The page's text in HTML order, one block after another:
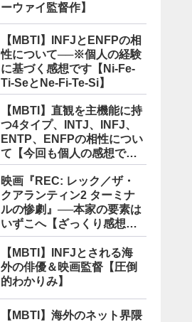
ーウァイ監督作】
【MBTI】INFJとENFPの相
性について──※個人の経験
に基づく感想です【Ni-Fe-
Ti-SeとNe-Fi-Te-Si】
【MBTI】直観を主機能に持
つ4タイプ、INTJ、INFJ、
ENTP、ENFPの相性につい
て【今回も個人の感想で
す】
映画『REC: レック／ザ・
クアランティン2 ターミナ
ルの惨劇』──本家の要素は
いずこへ【ざっくり感想
版】
【MBTI】INFJとされる海
外の俳優＆映画監督【圧倒
的わかりみ】
【MBTI】海外のネット界隈